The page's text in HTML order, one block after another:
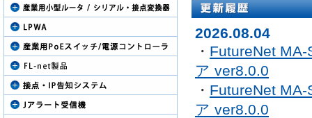
2026.08.04
・ FutureNet
ア ver8.0.0
・ FutureNet
ア ver8.0.0